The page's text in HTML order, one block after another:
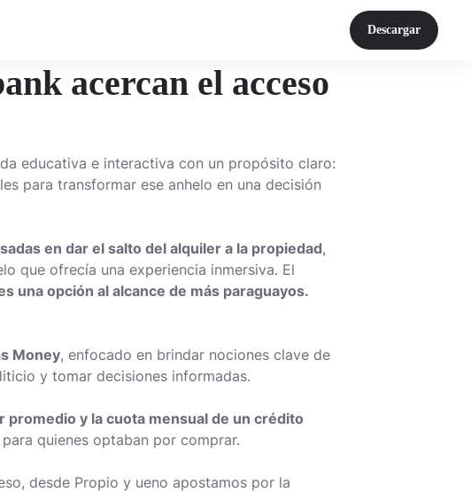
Descargar
acercan el acceso
educativa e interactiva con un propósito claro:
para transformar ese anhelo en una decisión
en dar el salto del alquiler a la propiedad,
que ofrecía una experiencia inmersiva. El
una opción al alcance de más paraguayos.
Money, enfocado en brindar nociones clave de
y tomar decisiones informadas.
y la cuota mensual de un crédito
quienes optaban por comprar.
desde Propio y ueno apostamos por la